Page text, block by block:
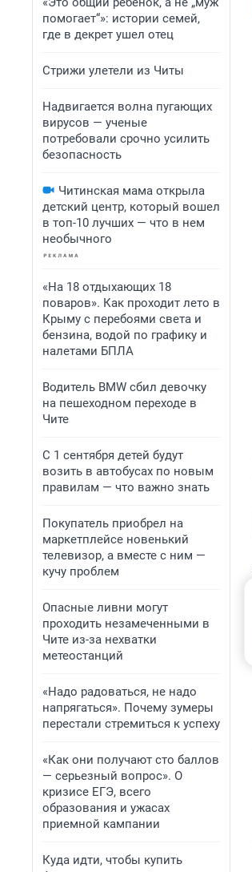
помогает“»: истории семей,
где в декрет ушел отец
Стрижи улетели из Читы
Надвигается волна пугающих
вирусов — ученые
потребовали срочно усилить
безопасность
Читинская мама открыла
детский центр, который вошел
в топ-10 лучших — что в нем
необычного
«На 18 отдыхающих 18
поваров». Как проходит лето в
Крыму с перебоями света и
бензина, водой по графику и
налетами БПЛА
Водитель BMW сбил девочку
на пешеходном переходе в
Чите
С 1 сентября детей будут
возить в автобусах по новым
правилам — что важно знать
Покупатель приобрел на
маркетплейсе новенький
телевизор, а вместе с ним —
кучу проблем
Опасные ливни могут
проходить незамеченными в
Чите из-за нехватки
метеостанций
«Надо радоваться, не надо
напрягаться». Почему зумеры
перестали стремиться к успеху
«Как они получают сто баллов
— серьезный вопрос». О
кризисе ЕГЭ, всего
образования и ужасах
приемной кампании
Куда идти, чтобы купить